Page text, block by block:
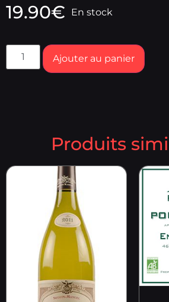
19.90€ En stock
Ajouter au panier
Produits